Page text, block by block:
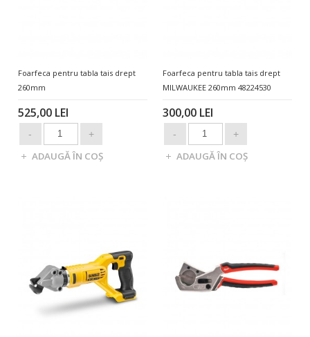
Foarfeca pentru tabla tais drept
260mm
525,00 LEI
Foarfeca pentru tabla tais drept
MILWAUKEE 260mm 48224530
300,00 LEI